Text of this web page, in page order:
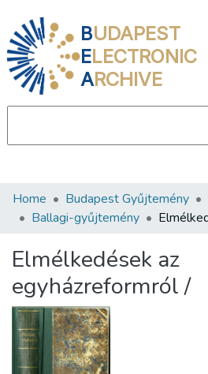
BUDAPEST
ELECTRONIC
ARCHIVE
Communities & Collections
Statistics
About us
Home Budapest Gyűjtemény
Ballagi-gyűjtemény
Elmélkedések az
egyházreformról /